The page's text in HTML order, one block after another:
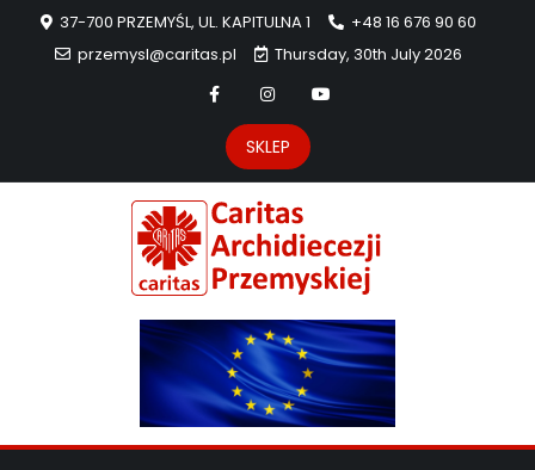
37-700 PRZEMYŚL, UL. KAPITULNA 1
+48 16 676 90 60
przemysl@caritas.pl
Thursday, 30th July 2026
SKLEP